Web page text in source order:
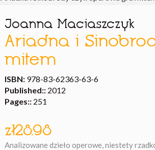
Joanna Maciaszczyk
Ariadna i
mitem
ISBN: 978-83-62363-63-6
Published:: 2012
Pages:: 251
zł28.98
Analizowane dzieło operowe, niestety